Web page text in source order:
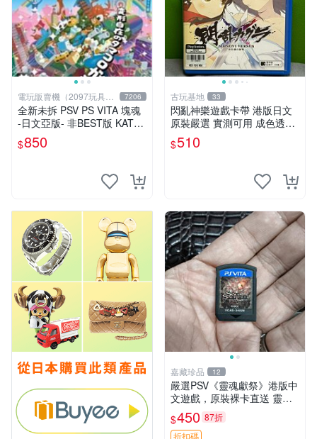
電玩販賣機（2097玩具公
仔舖
7206
全新未拆 PSV PS VITA 塊魂
-日文亞版- 非BEST版 KATA
MARI
$850
古玩基地 33
閃亂神樂遊戲卡帶 港版日文
原裝嚴選 實測可用 成色透明
保証 正常玩耍無問題 閃亂神
樂 港版 日文 卡帶 港行
$510
嘉藏珍品 12
嚴選PSV《靈魂獻祭》港版中
文遊戲，原裝裸卡直送 靈魂
獻祭 PSV 游戲 卡帶
$450 87折
折扣碼